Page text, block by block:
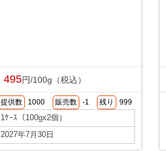
495円/100g（税込）
提供数 1000 販売数 -1 残り 999
1ｹｰｽ（100gx2個）
2027年7月30日